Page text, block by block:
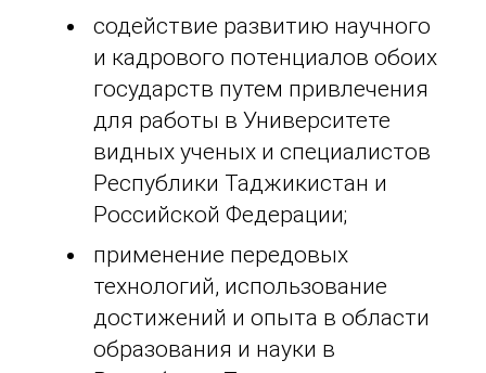
содействие развитию научного
и кадрового потенциалов обоих
государств путем привлечения
для работы в Университете
видных ученых и специалистов
Республики Таджикистан и
Российской Федерации;
применение передовых
технологий, использование
достижений и опыта в области
образования и науки в